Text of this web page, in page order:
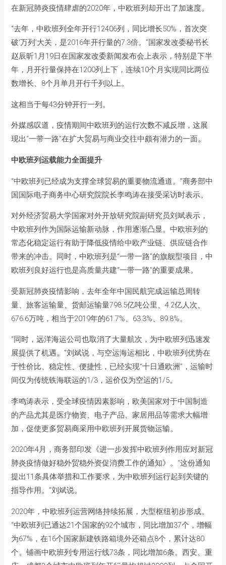
在新冠肺炎疫情肆虐的2020年，中欧班列却开出了加速度。
“去年，中欧班列全年开行12406列，同比增长50%，首次突
破‘万列’大关，是2016年开行量的7.3倍。”国家发改委秘书长
赵辰昕1月19日在国家发改委新闻发布会上表示，特别是下半
年，月开行量保持在1200列上下，连续10个月实现同比两位
数增长、8个月单月开行千列以上。
这相当于每43分钟开行一列。
外媒感叹道，疫情期间中欧班列的运行次数不减反增，这展
现出“一带一路”在扩大贸易与商业交往中颇有潜力的一面。
中欧班列运载能力全面提升
“中欧班列已经成为支撑全球贸易的重要物流通道。”商务部中
国国际电子商务中心研究院院长李鸣涛在接受采访时表示。
对外经济贸易大学国家对外开放研究院副研究员刘斌表示，
中欧班列作为国际运输新动脉，作用逐渐凸显。中欧班列的
常态化稳定运行有助于降低疫情给中欧产业链、供应链合作
带来的冲击。同时，中欧班列是“一带一路”的旗舰型项目，中
欧班列良好运行也是高质量共建“一带一路”的重要成果。
受新冠肺炎疫情影响，去年全年中国民航完成运输总周转
量、旅客运输量、货邮运输量798.5亿吨公里、4.2亿人次、
676.6万吨，相当于2019年的61.7%、63.3%、89.8%。
“同时，远洋海运公司也取消了大量航次，为中欧班列迅速发
展提供了机遇。”刘斌说，与空运海运相比，中欧班列优势在
于性价比、稳定性、便捷性，已经实现“十日通欧洲”，运输时
间仅为传统铁海联运的1/3，运价仅为空运的1/5。
李鸣涛表示，受全球疫情因素影响，欧美国家对于中国制造
的产品尤其是医疗物资、电子产品、家居用品等需求大幅增
加，促使更多贸易商采用中欧班列开展货物运输。
2020年4月，商务部印发《进一步发挥中欧班列作用应对新冠
肺炎疫情做好稳外贸稳外资促消费工作的通知》。“这份通知
提出11条具体举措和工作要求，为中欧班列运行起到关键的
指导作用。”刘斌说。
2020年，中欧班列运营网络持续拓展，大型枢纽初步形成。
“中欧班列已通达21个国家的92个城市，同比增加37个，增幅
为67%，在16个国家新建铁路箱境外还箱点8个，累计达80
个。铺画中欧班列专用运行线73条，同比增加6条。西安、重